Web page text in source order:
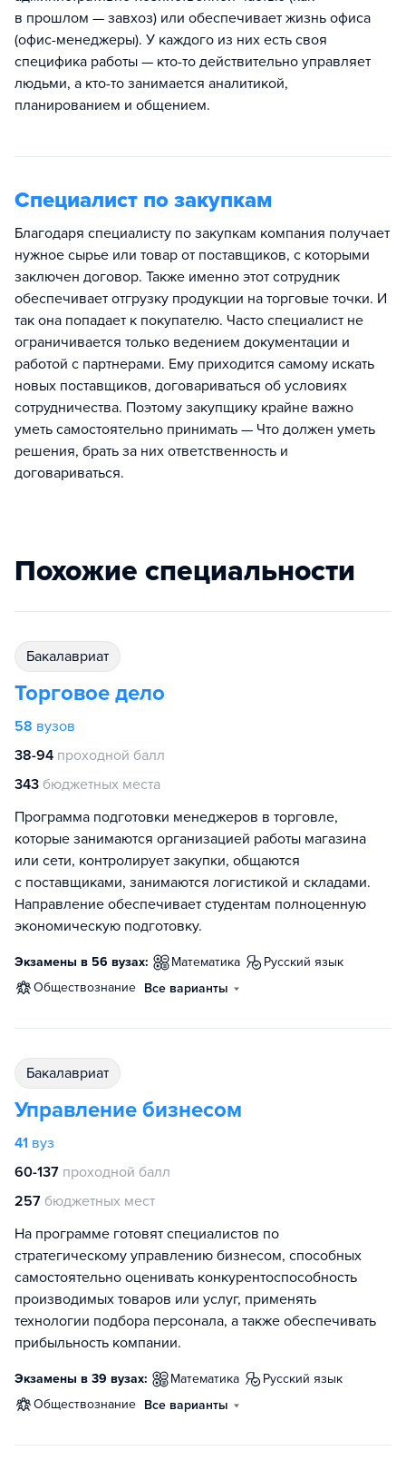
в прошлом — завхоз) или обеспечивает жизнь офиса
(офис-менеджеры). У каждого из них есть своя
специфика работы — кто-то действительно управляет
людьми, а кто-то занимается аналитикой,
планированием и общением.
Специалист по закупкам
Благодаря специалисту по закупкам компания получает
нужное сырье или товар от поставщиков, с которыми
заключен договор. Также именно этот сотрудник
обеспечивает отгрузку продукции на торговые точки. И
так она попадает к покупателю. Часто специалист не
ограничивается только ведением документации и
работой с партнерами. Ему приходится самому искать
новых поставщиков, договариваться об условиях
сотрудничества. Поэтому закупщику крайне важно
уметь самостоятельно принимать — Что должен уметь
решения, брать за них ответственность и
договариваться.
Похожие специальности
бакалавриат
Торговое дело
58 вузов
38-94 проходной балл
343 бюджетных места
Программа подготовки менеджеров в торговле,
которые занимаются организацией работы магазина
или сети, контролирует закупки, общаются
с поставщиками, занимаются логистикой и складами.
Направление обеспечивает студентам полноценную
экономическую подготовку.
Экзамены в 56 вузах: математика
русский язык
обществознание Все варианты
бакалавриат
Управление бизнесом
41 вуз
60-137 проходной балл
257 бюджетных мест
На программе готовят специалистов по
стратегическому управлению бизнесом, способных
самостоятельно оценивать конкурентоспособность
производимых товаров или услуг, применять
технологии подбора персонала, а также обеспечивать
прибыльность компании.
Экзамены в 39 вузах: математика
русский язык
обществознание Все варианты